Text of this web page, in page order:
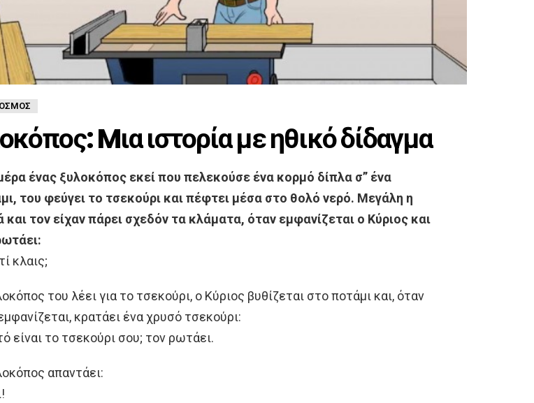
Mια ιστορία με ηθικό δίδαγμα
ένας ξυλοκόπος εκεί που πελεκούσε ένα κορμό δίπλα σ” ένα
του φεύγει το τσεκούρι και πέφτει μέσα στο θολό νερό. Μεγάλη η
και τον είχαν πάρει σχεδόν τα κλάματα, όταν εμφανίζεται ο Κύριος και
κλαις;
του λέει για το τσεκούρι, ο Κύριος βυθίζεται στο ποτάμι και, όταν
κρατάει ένα χρυσό τσεκούρι:
είναι το τσεκούρι σου; τον ρωτάει.
απαντάει: